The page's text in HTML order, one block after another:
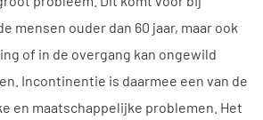
mensen ouder dan 60 jaar, maar ook
of in de overgang kan ongewild
Incontinentie is daarmee een van de
en maatschappelijke problemen. Het